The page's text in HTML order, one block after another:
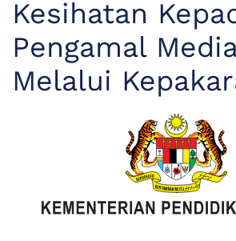
Kesihatan
Pengamal
Melalui